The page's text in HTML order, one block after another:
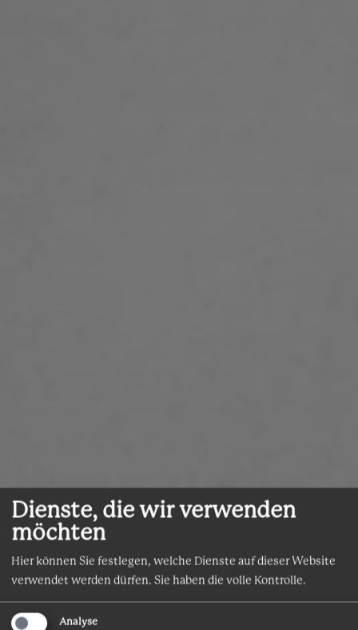
Dienste, die wir verwenden
möchten
Hier können Sie festlegen, welche Dienste auf dieser Website
verwendet werden dürfen. Sie haben die volle Kontrolle.
Analyse